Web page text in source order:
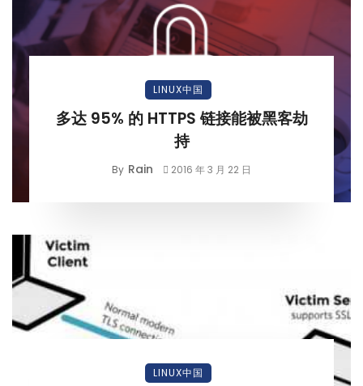
LINUX中国
多达 95% 的 HTTPS 链接能被黑客劫
持
By Rain 2016 年 3 月 22 日
LINUX中国